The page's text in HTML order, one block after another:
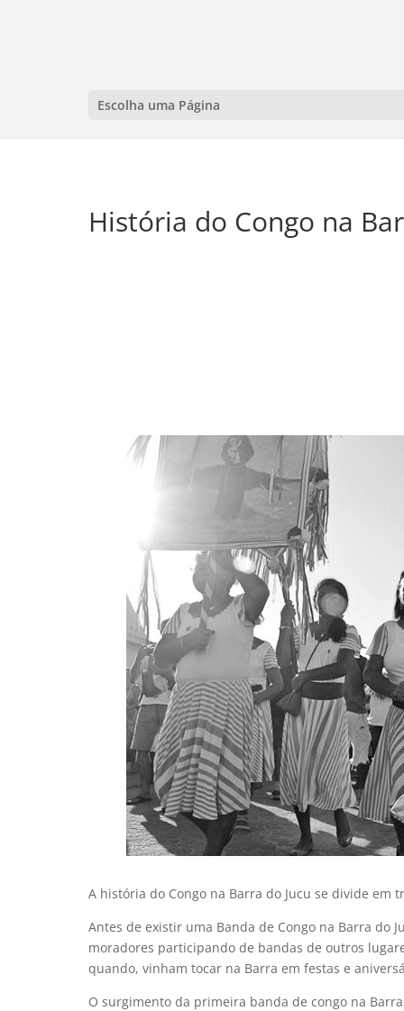
Escolha uma Página
História do Congo na
A história do Congo na Barra do Jucu se divide em
Antes de existir uma Banda de Congo na Barra do
moradores participando de bandas de outros
quando, vinham tocar na Barra em festas e
O surgimento da primeira banda de congo na